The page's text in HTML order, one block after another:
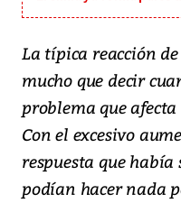
La típica reacción
mucho que decir
problema que
Con el excesivo
respuesta que había
podían hacer nada